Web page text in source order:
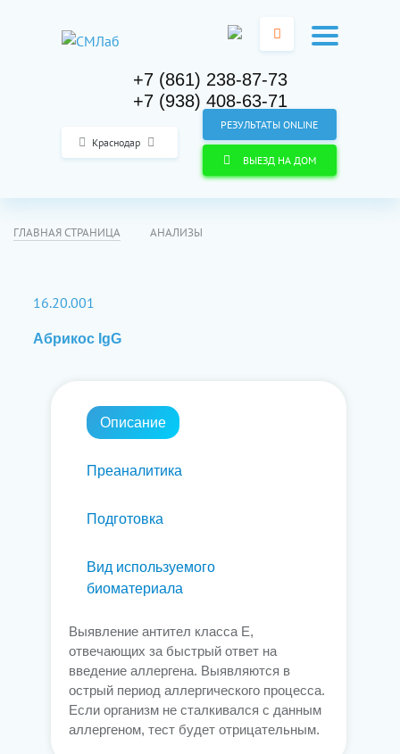
Краснодар
РЕЗУЛЬТАТЫ ONLINE
ВЫЕЗД НА ДОМ
+7 (861) 238-87-73
+7 (938) 408-63-71
ГЛАВНАЯ СТРАНИЦА АНАЛИЗЫ
16.20.001
Абрикос IgG
Описание
Преаналитика
Подготовка
Вид используемого
биоматериала
Выявление антител класса Е,
отвечающих за быстрый ответ на
введение аллергена. Выявляются в
острый период аллергического процесса.
Если организм не сталкивался с данным
аллергеном, тест будет отрицательным.